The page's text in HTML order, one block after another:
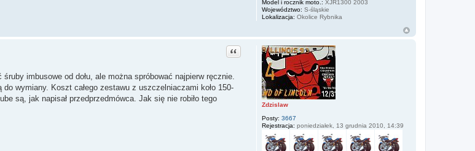
Model i rocznik moto.: XJR1300 2003
Województwo: S-śląskie
Lokalizacja: Okolice Rybnika
Zdzislaw
Posty: 3667
Rejestracja: poniedziałek, 13 grudnia 2010, 14:39
Cytuj
imbusowe od dołu, ale można spróbować najpierw ręcznie.
wymiany. Koszt całego zestawu z uszczelniaczami koło 150-
są, jak napisał przedprzedmówca. Jak się nie robiło tego